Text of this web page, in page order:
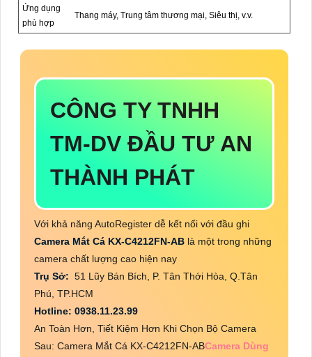
Ứng dụng
phù hợp
Thang máy, Trung tâm thương mại, Siêu thị, v.v.
CÔNG TY TNHH
TM-DV ĐẦU TƯ AN
THÀNH PHÁT
Với khả năng AutoRegister dễ kết nối với đầu ghi
Camera Mắt Cá KX-C4212FN-AB là một trong những
camera chất lượng cao hiện nay
Trụ Sở: 51 Lũy Bán Bích, P. Tân Thới Hòa, Q.Tân
Phú, TP.HCM
Hotline: 0938.11.23.99
An Toàn Hơn, Tiết Kiệm Hơn Khi Chọn Bộ Camera
Sau: Camera Mắt Cá KX-C4212FN-ABCamera Dùng